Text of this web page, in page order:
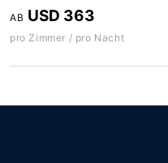
AB USD 363
pro Zimmer / pro Nacht